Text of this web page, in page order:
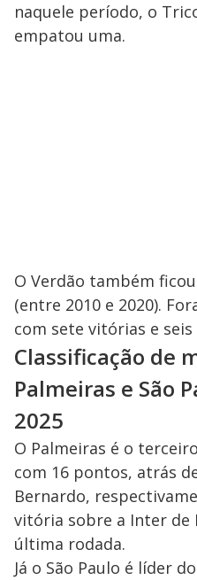
naquele período, o
empatou uma.
O Verdão também
(entre 2010 e 2020).
com sete vitórias e
Classificação de
Palmeiras e São
2025
O Palmeiras é o
com 16 pontos, atrás
Bernardo,
vitória sobre a Inter de
última rodada.
Já o São Paulo é líder